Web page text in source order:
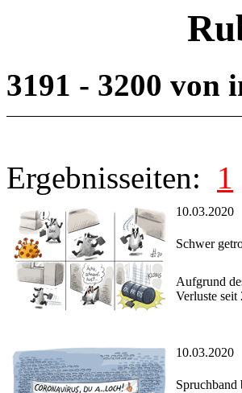
3191 - 3200 von
Ergebnisseiten: 1
10.03.2020
Schwer
Aufgrund
Verluste seit
10.03.2020
Spruchband